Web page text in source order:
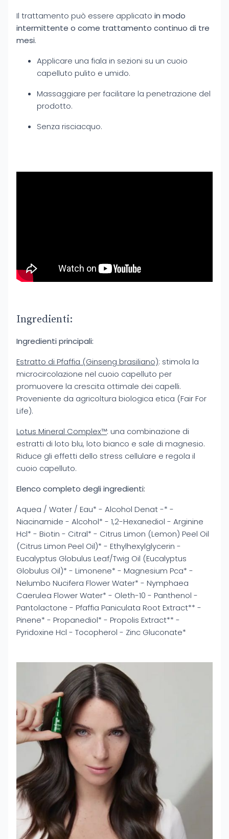
Il trattamento può essere applicato in modo
intermittente o come trattamento continuo di tre
mesi.
Applicare una fiala in sezioni su un cuoio
capelluto pulito e umido.
Massaggiare per facilitare la penetrazione del
prodotto.
Senza risciacquo.
Ingredienti:
Ingredienti principali:
Estratto di Pfaffia (Ginseng brasiliano): stimola la
microcircolazione nel cuoio capelluto per
promuovere la crescita ottimale dei capelli.
Proveniente da agricoltura biologica etica (Fair For
Life).
Lotus Mineral Complex™: una combinazione di
estratti di loto blu, loto bianco e sale di magnesio.
Riduce gli effetti dello stress cellulare e regola il
cuoio capelluto.
Elenco completo degli ingredienti:
Aquea / Water / Eau* - Alcohol Denat -* -
Niacinamide - Alcohol* - 1,2-Hexanediol - Arginine
Hcl* - Biotin - Citral* - Citrus Limon (Lemon) Peel Oil
(Citrus Limon Peel Oil)* - Ethylhexylglycerin -
Eucalyptus Globulus Leaf/Twig Oil (Eucalyptus
Globulus Oil)* - Limonene* - Magnesium Pca* -
Nelumbo Nucifera Flower Water* - Nymphaea
Caerulea Flower Water* - Oleth-10 - Panthenol -
Pantolactone - Pfaffia Paniculata Root Extract** -
Pinene* - Propanediol* - Propolis Extract** -
Pyridoxine Hcl - Tocopherol - Zinc Gluconate*